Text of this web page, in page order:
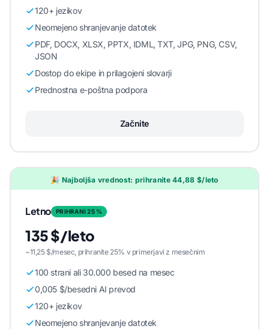
120+ jezikov
Neomejeno shranjevanje datotek
PDF, DOCX, XLSX, PPTX, IDML, TXT, JPG, PNG, CSV,
JSON
Dostop do ekipe in prilagojeni slovarji
Prednostna e-poštna podpora
Začnite
🎉 Najboljša vrednost: prihranite 44,88 $/leto
Letno PRIHRANI 25 %
135 $/leto
~11,25 $/mesec, prihranite 25% v primerjavi z mesečnim
100 strani ali 30.000 besed na mesec
0,005 $/besedni AI prevod
120+ jezikov
Neomejeno shranjevanje datotek